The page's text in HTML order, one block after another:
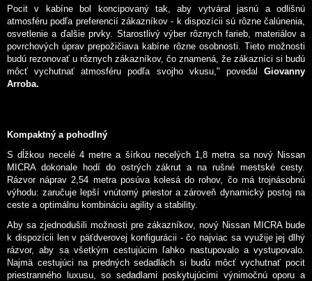
Pocit v kabíne bol koncipovaný tak, aby vytváral jasnú a odlišnú
atmosféru podľa preferencií zákazníkov - k dispozícii sú rôzne čalúnenia,
osvetlenie a ďalšie prvky. Starostlivý výber rôznych farieb, materiálov a
povrchových úprav prepožičiava kabíne rôzne osobnosti. Tieto možnosti
budú rezonovať u rôznych zákazníkov, čo znamená, že zákazníci si budú
môcť vychutnať atmosféru podľa svojho vkusu," povedal Giovanny
Arroba.
Kompaktný a pohodlný
S dĺžkou necelé 4 metre a šírkou necelých 1,8 metra sa nový Nissan
MICRA dokonale hodí do ostrých zákrut a na rušné mestské cesty.
Rázvor náprav 2,54 metra posúva kolesá do rohov, čo má trojnásobnú
výhodu: zaručuje lepší vnútorný priestor a zároveň dynamický postoj na
ceste a optimálnu kombináciu agility a stability.
Aby sa zjednodušili možnosti pre zákazníkov, nový Nissan MICRA bude
k dispozícii len v päťdverovej konfigurácii - čo najviac sa využije jej dlhý
rázvor, aby sa všetkým cestujúcim ľahko nastupovalo a vystupovalo.
Najmä cestujúci na predných sedadlách si budú môcť vychutnať pocit
priestranného luxusu, so sedadlami poskytujúcimi výnimočnú oporu a